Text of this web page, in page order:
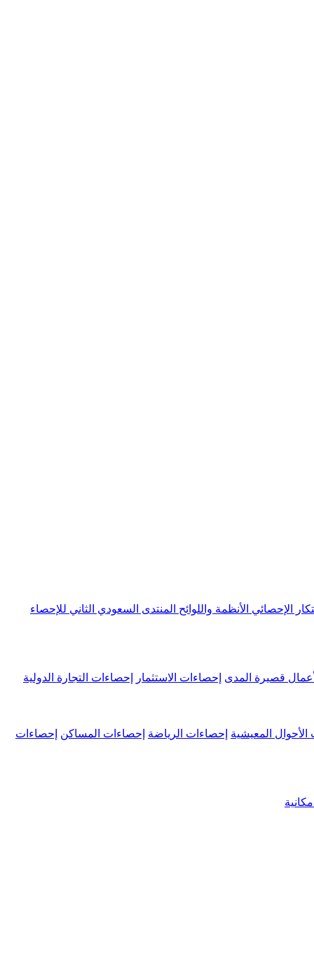
الإحصائي الأنظمة واللوائح المنتدى السعودي الثاني للإحصاء
قصيرة المدى إحصاءات الاستثمار إحصاءات التجارة الدولية
الأحوال المعيشية إحصاءات الرياضة إحصاءات المساكن إحصاءات